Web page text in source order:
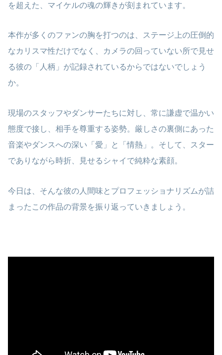
を超えた、マイケルの魂の輝きが刻まれています。
本作が多くのファンの胸を打つのは、ステージ上の圧倒的
なカリスマ性だけでなく、カメラの回っていない所で見せ
る彼の「人柄」が記録されているからではないでしょう
か。
現場のスタッフやダンサーたちに対し、常に謙虚で温かい
態度で接し、相手を尊重する姿勢。厳しさの裏側にあった
音楽やダンスへの深い「愛」と「情熱」。そして、スター
でありながら時折、見せるシャイで純粋な素顔。
今日は、そんな彼の人間味とプロフェッショナリズムが詰
まったこの作品の背景を振り返っていきましょう。